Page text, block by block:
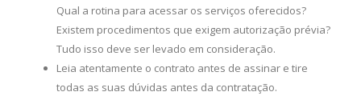
Qual a rotina para acessar os serviços oferecidos?
Existem procedimentos que exigem autorização prévia?
Tudo isso deve ser levado em consideração.
Leia atentamente o contrato antes de assinar e tire
todas as suas dúvidas antes da contratação.